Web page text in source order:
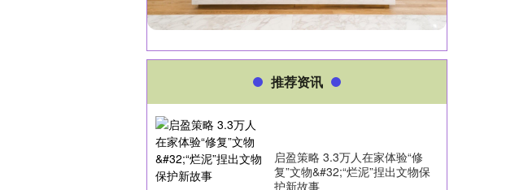
推荐资讯
启盈策略 3.3万人在家体验“修
复”文物&#32;“烂泥”捏出文物保
护新故事